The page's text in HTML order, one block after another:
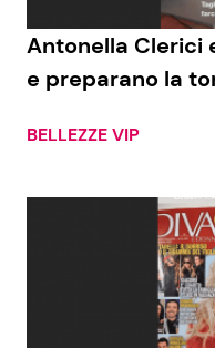
Seguici
Info
Disclaimer e Privacy
Antonella Clerici
e preparano la
BELLEZZE VIP